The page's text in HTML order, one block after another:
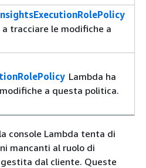
tracciare le modifiche a
Lambda ha
a questa politica.
console Lambda tenta di
mancanti al ruolo di
dal cliente. Queste